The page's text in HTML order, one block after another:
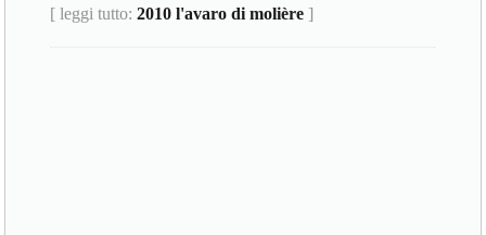
[ leggi tutto:2010 l'avaro di molière ]